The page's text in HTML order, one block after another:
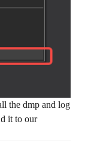
the dmp and log
it to our